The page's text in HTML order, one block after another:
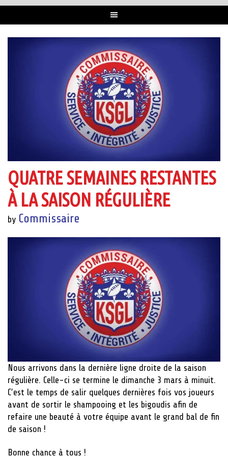
QUATRE SEMAINES RESTANTES
À LA SAISON RÉGULIÈRE
by Commissaire
Nous arrivons dans la dernière ligne droite de la saison
régulière. Celle-ci se termine le dimanche 3 mars à minuit.
C’est le temps de salir quelques dernières fois vos joueurs
avant de sortir le shampooing et les bigoudis afin de
refaire une beauté à votre équipe avant le grand bal de fin
de saison !
Bonne chance à tous !